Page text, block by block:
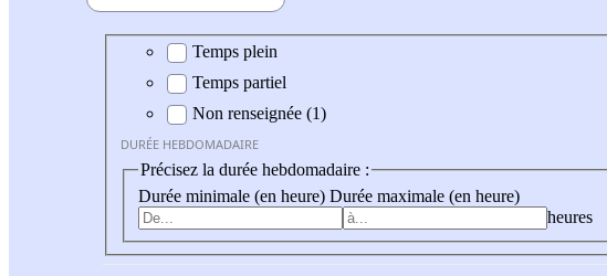
Durée hebdomadaire
Temps plein
Temps partiel
Non renseignée (1)
DURÉE HEBDOMADAIRE
Précisez la durée hebdomadaire :
Durée minimale (en heure) Durée maximale (en heure)
heures